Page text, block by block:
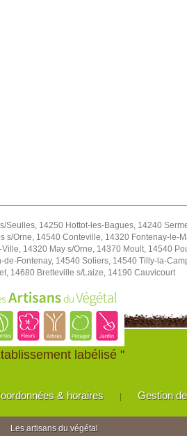
Seulles, 14250 Hottot-les-Bagues, 14240
Orne, 14540 Conteville, 14320 Fontenay-le-
14320 May s/Orne, 14370 Moult, 14540
Fontenay, 14540 Soliers, 14540 Tilly-la-
14680 Bretteville s/Laize, 14190 Cauvicourt
labélisé "
& horaires Gestion
Les artisans du végétal